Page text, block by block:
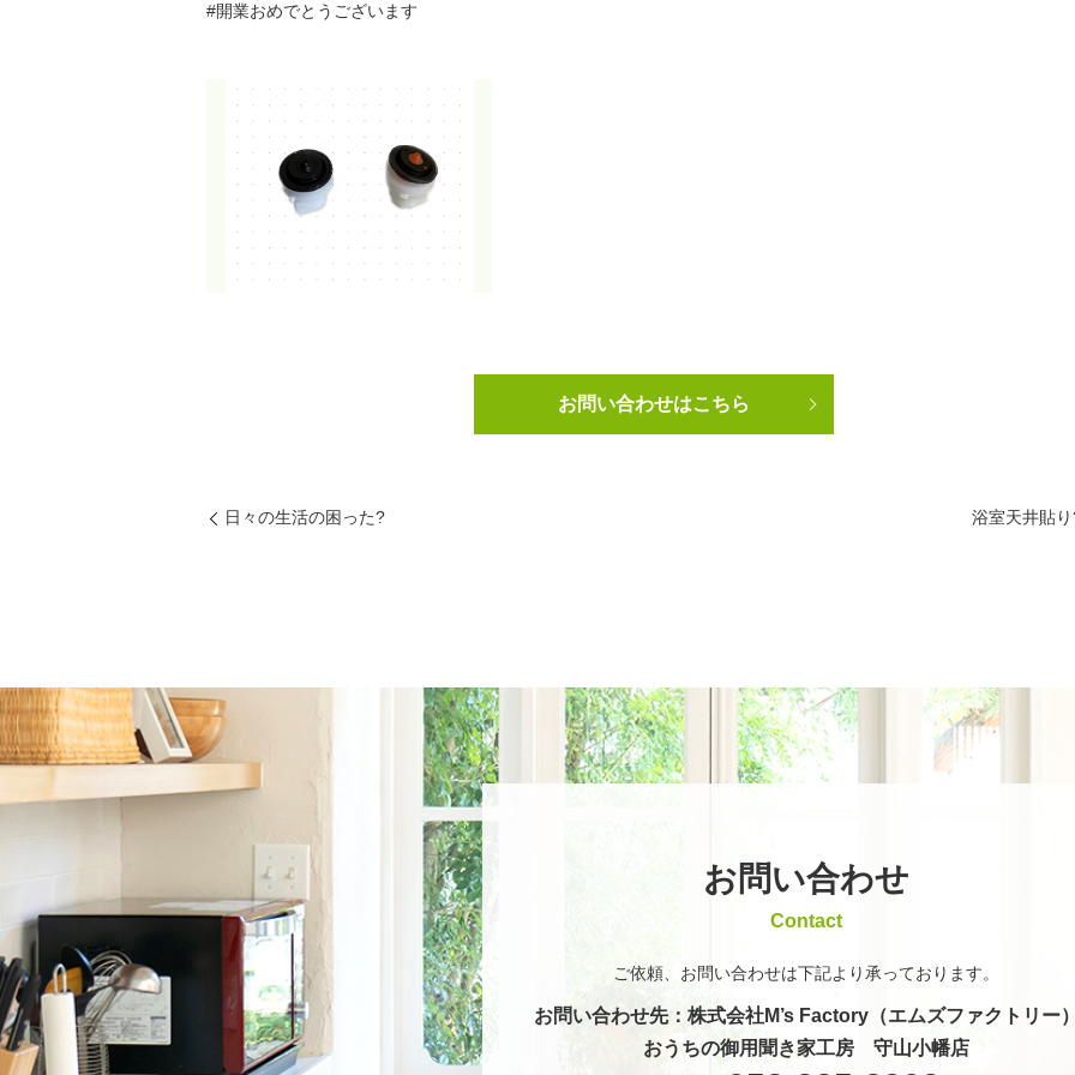
#開業おめでとうございます
お問い合わせはこちら
日々の生活の困った? 浴室天井貼
お問い合わせ
Contact
ご依頼、お問い合わせは下記より承っております。
お問い合わせ先：株式会社M’s Factory（エムズファクトリー
おうちの御用聞き家工房 守山小幡店